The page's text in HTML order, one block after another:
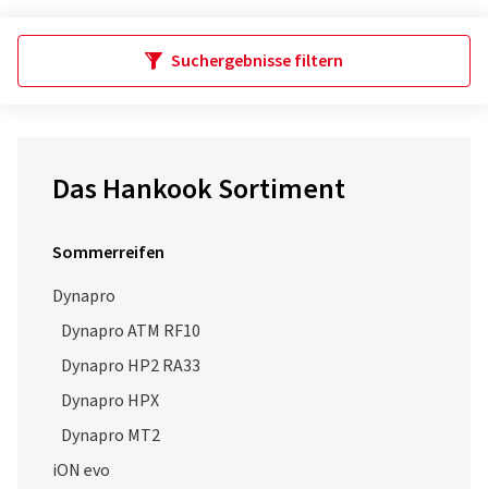
Suchergebnisse filtern
Das Hankook Sortiment
Sommerreifen
Dynapro
Dynapro ATM RF10
Dynapro HP2 RA33
Dynapro HPX
Dynapro MT2
iON evo